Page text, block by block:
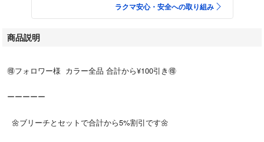
ラクマ安心・安全への取り組み
商品説明
🉐フォロワー様 カラー全品 合計から¥100引き🉐
ーーーーー
🌼ブリーチとセットで合計から5%割引です🌼